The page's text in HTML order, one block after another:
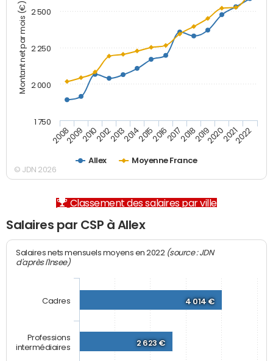
Montant net par mois (€)
Allex Moyenne France
20082009201020122013201420152016201720182019202020212022
1 750
2 000
2 250
2 500
© JDN 2026
Classement des salaires par ville
Salaires par CSP à Allex
Salaires nets mensuels moyens en 2022 (source : JDN
d'après l'Insee)
4 014 €
2 623 €
Cadres
Professions
intermédiaires